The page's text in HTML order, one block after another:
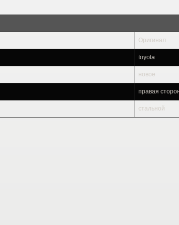
Оригинал
toyota
новое
правая
стальной